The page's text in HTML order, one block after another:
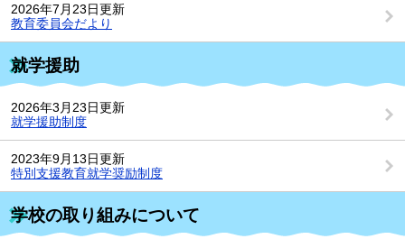
2026年7月23日更新
教育委員会だより
就学援助
2026年3月23日更新
就学援助制度
2023年9月13日更新
特別支援教育就学奨励制度
学校の取り組みについて